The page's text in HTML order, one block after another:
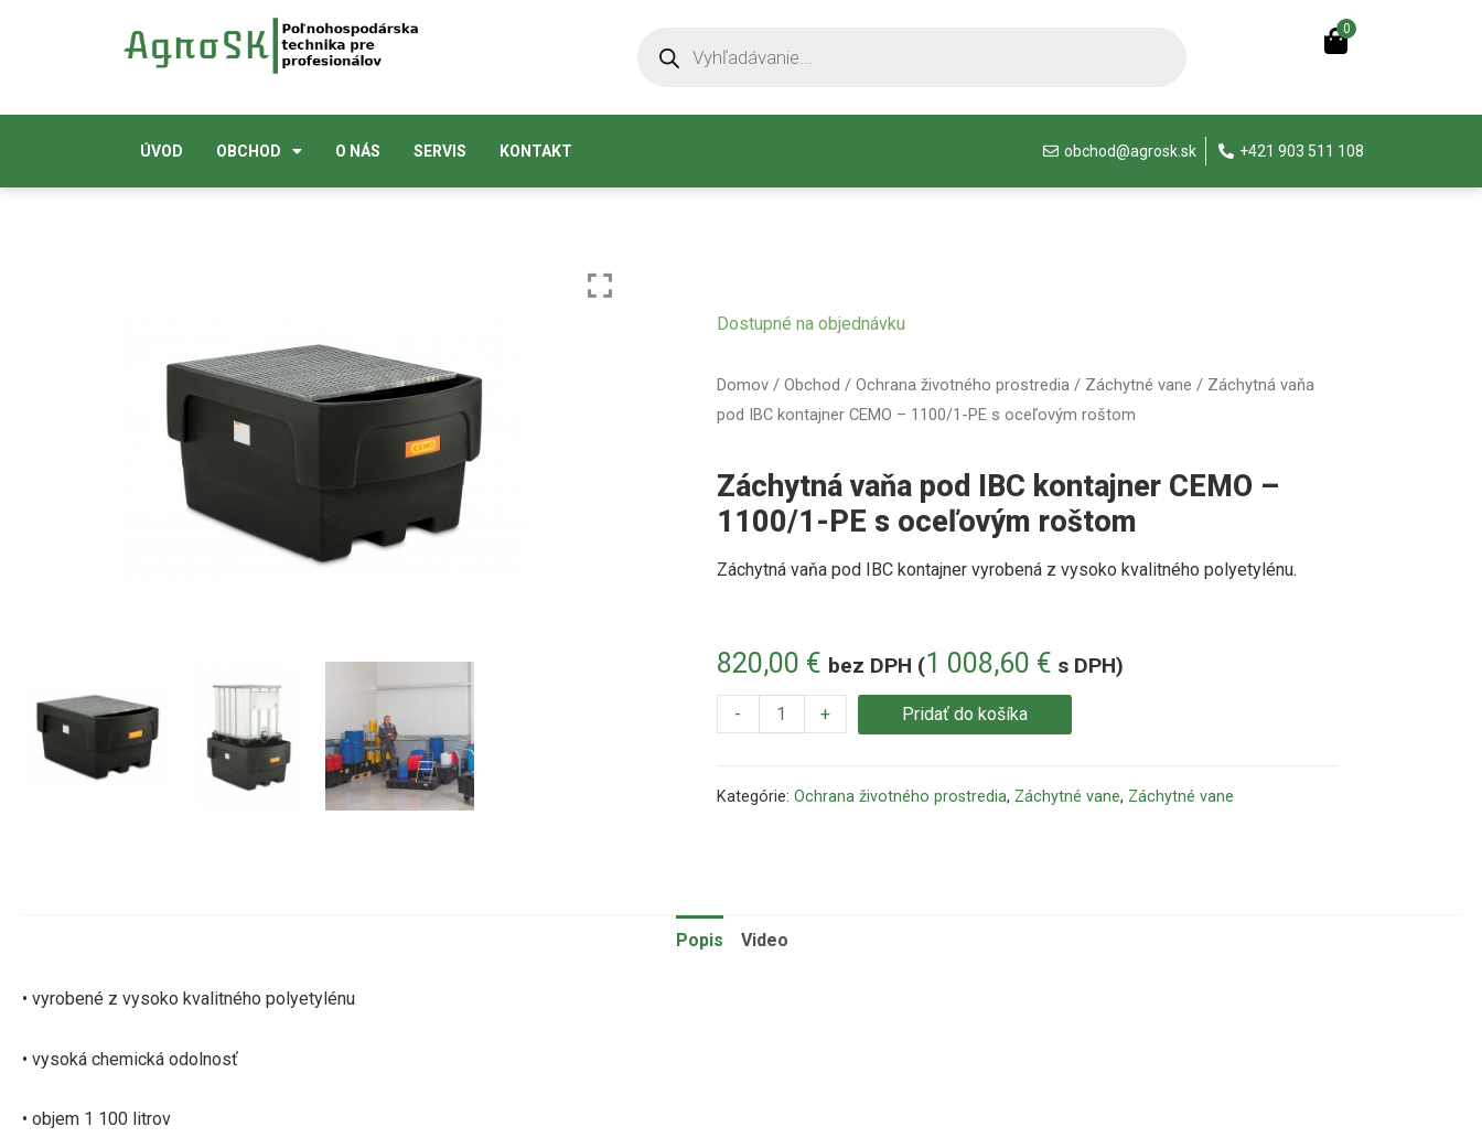
0
ÚVOD OBCHOD O NÁS SERVIS KONTAKT obchod@agrosk.sk +421 903 511 108
Domov/ Obchod / Ochrana životného prostredia/ Záchytné vane / Záchytná vaňa
pod IBC kontajner CEMO – 1100/1-PE s oceľovým roštom
Záchytná vaňa pod IBC kontajner CEMO –
1100/1-PE s oceľovým roštom
820,00 € bez DPH (1 008,60 € s DPH)
Záchytná vaňa pod IBC kontajner vyrobená z vysoko kvalitného polyetylénu.
Dostupné na objednávku
- + Pridať do košíka
Kategórie: Ochrana životného prostredia, Záchytné vane, Záchytné vane
Popis Video
• vyrobené z vysoko kvalitného polyetylénu
• vysoká chemická odolnosť
• objem 1 100 litrov